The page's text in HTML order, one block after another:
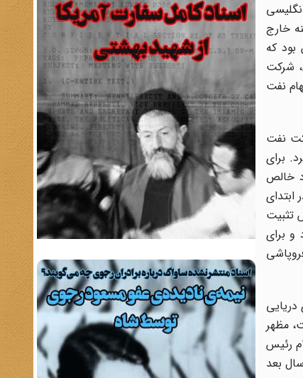
خارج
بود که
شرکت
نفت
نفت
برای
بود، حال آنکه سود خالص
ابتدای
تثبیت
و برای
مظهر
نوعی از نظام سرمایه‌داری به شمار می‌آمد که هیچ‌گونه حقی برای ملل تحت سلطه قائل نبود. او پس از مرگ لرد استراتکونا به سال 1914م رئیس
بعد